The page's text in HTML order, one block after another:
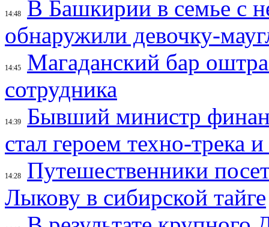
14:48
В Башкирии в семье с
обнаружили девочку-
14:45
Магаданский бар
сотрудника
14:39
Бывший министр
стал героем техно-трека
14:28
Путешественники
Лыкову в сибирской тайге